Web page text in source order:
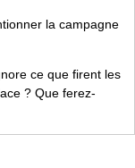
la campagne
ce que firent les
? Que ferez-